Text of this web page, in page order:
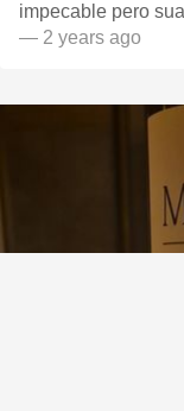
impecable pero
— 2 years ago